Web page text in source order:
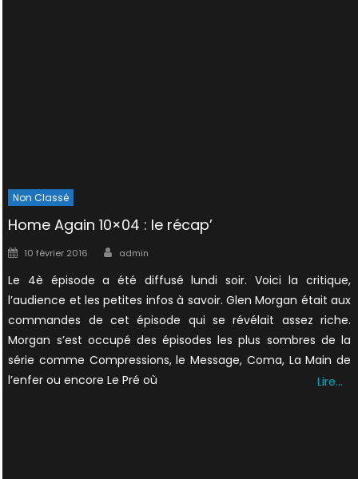
Non Classé
Home Again 10×04 : le récap’
Posted
10 février 2016 Author
admin
Le 4è épisode a été diffusé lundi soir. Voici la critique,
l’audience et les petites infos à savoir. Glen Morgan était aux
commandes de cet épisode qui se révélait assez riche.
Morgan s’est occupé des épisodes les plus sombres de la
série comme Compressions, le Message, Coma, La Main de
l’enfer ou encore Le Pré où
Lire…